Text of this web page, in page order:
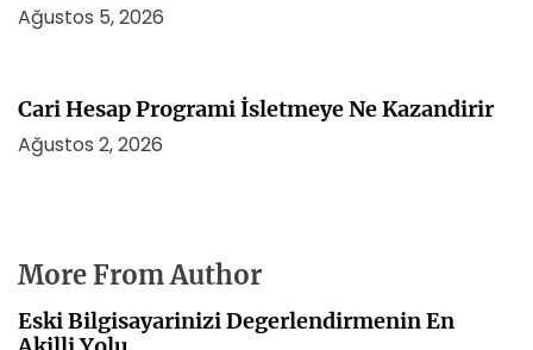
Ağustos 5, 2026
Cari Hesap Programi İsletmeye Ne Kazandirir
Ağustos 2, 2026
More From Author
Eski Bilgisayarinizi Degerlendirmenin En